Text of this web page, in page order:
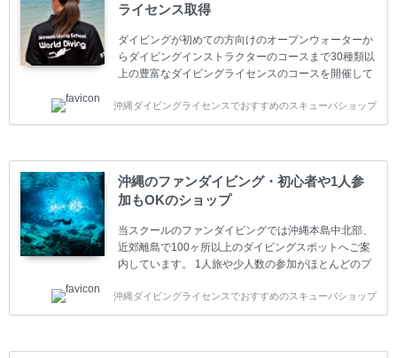
ライセンス取得
ダイビングが初めての方向けのオープンウォーターか
らダイビングインストラクターのコースまで30種類以
上の豊富なダイビングライセンスのコースを開催して
(TEC)のコースもご用意しています。 当スクールを受
講するお客様は一人参加などの少人数のご参加が最も
スクールです。各種ダイビングライセンス取得コース
は年間を通じてキャンペーンを行っています。 ベーシ
ックダイバー(Cカード) 1日間+eラーニング 最安値キ
ャンペーン ￥22800(税込) ￥16800(税込) 器材 / 送
迎 / 保険 / 全て込み ダイビング...
沖縄ダイビングライセンスでおすすめのスキューバショップ
沖縄のファンダイビング・初心者や1人参
加もOKのショップ
当スクールのファンダイビングでは沖縄本島中北部、
近郊離島で100ヶ所以上のダイビングスポットへご案
内しています。 1人旅や少人数の参加がほとんどのプ
の方も安心して楽しめるようにリフレッシュダイビン
グコースもご用意しています。お1人様も初心者の方
イセンスを取得したお客様、ファンダイビングのリピ
沖縄ダイビングライセンスでおすすめのスキューバショップ